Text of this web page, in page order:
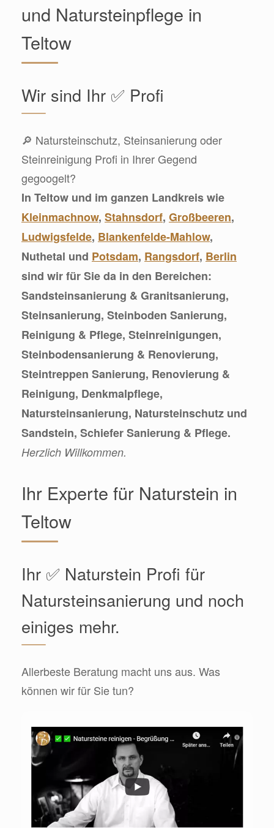
und Natursteinpflege in
Teltow
Wir sind Ihr ✅ Profi
🔎 Natursteinschutz, Steinsanierung oder
Steinreinigung Profi in Ihrer Gegend
gegoogelt?
In Teltow und im ganzen Landkreis wie
Kleinmachnow, Stahnsdorf, Großbeeren,
Ludwigsfelde, Blankenfelde-Mahlow,
Nuthetal und Potsdam, Rangsdorf, Berlin
sind wir für Sie da in den Bereichen:
Sandsteinsanierung & Granitsanierung,
Steinsanierung, Steinboden Sanierung,
Reinigung & Pflege, Steinreinigungen,
Steinbodensanierung & Renovierung,
Steintreppen Sanierung, Renovierung &
Reinigung, Denkmalpflege,
Natursteinsanierung, Natursteinschutz und
Sandstein, Schiefer Sanierung & Pflege.
Herzlich Willkommen.
Ihr Experte für Naturstein in
Teltow
Ihr ✅ Naturstein Profi für
Natursteinsanierung und noch
einiges mehr.
Allerbeste Beratung macht uns aus. Was
können wir für Sie tun?